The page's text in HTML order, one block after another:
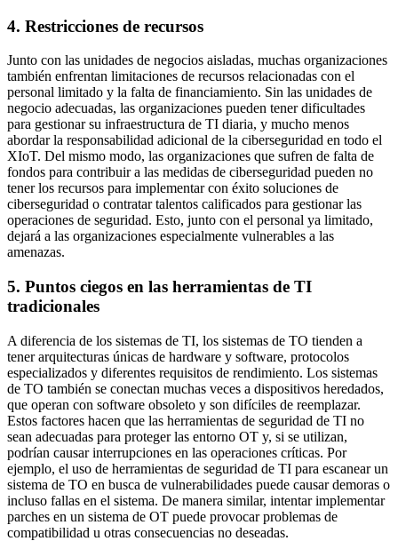
4. Restricciones de recursos
Junto con las unidades de negocios aisladas, muchas organizaciones
también enfrentan limitaciones de recursos relacionadas con el
personal limitado y la falta de financiamiento. Sin las unidades de
negocio adecuadas, las organizaciones pueden tener dificultades
para gestionar su infraestructura de TI diaria, y mucho menos
abordar la responsabilidad adicional de la ciberseguridad en todo el
XIoT. Del mismo modo, las organizaciones que sufren de falta de
fondos para contribuir a las medidas de ciberseguridad pueden no
tener los recursos para implementar con éxito soluciones de
ciberseguridad o contratar talentos calificados para gestionar las
operaciones de seguridad. Esto, junto con el personal ya limitado,
dejará a las organizaciones especialmente vulnerables a las
amenazas.
5. Puntos ciegos en las herramientas de TI
tradicionales
A diferencia de los sistemas de TI, los sistemas de TO tienden a
tener arquitecturas únicas de hardware y software, protocolos
especializados y diferentes requisitos de rendimiento. Los sistemas
de TO también se conectan muchas veces a dispositivos heredados,
que operan con software obsoleto y son difíciles de reemplazar.
Estos factores hacen que las herramientas de seguridad de TI no
sean adecuadas para proteger las entorno OT y, si se utilizan,
podrían causar interrupciones en las operaciones críticas. Por
ejemplo, el uso de herramientas de seguridad de TI para escanear un
sistema de TO en busca de vulnerabilidades puede causar demoras o
incluso fallas en el sistema. De manera similar, intentar implementar
parches en un sistema de OT puede provocar problemas de
compatibilidad u otras consecuencias no deseadas.